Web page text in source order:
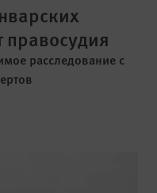
правосудия
расследование с